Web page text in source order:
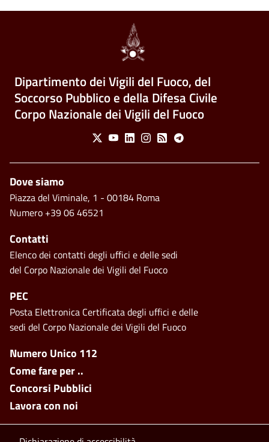
Dipartimento dei Vigili del Fuoco, del
Soccorso Pubblico e della Difesa Civile
Corpo Nazionale dei Vigili del Fuoco
Social Menu
X YoutubeLinkedinInstagram
Feed Telegram
Footer side menu
Numero Unico 112
Come fare per ..
Concorsi Pubblici
Lavora con noi
Piè di pagina
Dove siamo
Piazza del Viminale, 1 - 00184 Roma
Numero +39 06 46521
Contatti
Elenco dei contatti degli uffici e delle sedi
del Corpo Nazionale dei Vigili del Fuoco
PEC
Posta Elettronica Certificata degli uffici e delle
sedi del Corpo Nazionale dei Vigili del Fuoco